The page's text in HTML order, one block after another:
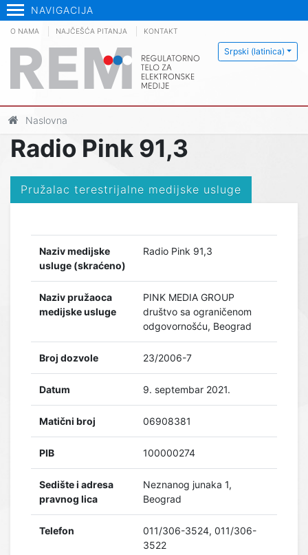
NAVIGACIJA
Srpski (latinica)
O NAMA NAJČEŠĆA PITANJA KONTAKT
Naslovna
Radio Pink 91,3
Pružalac terestrijalne medijske usluge
Naziv medijske
usluge (skraćeno)
Radio Pink 91,3
Naziv pružaoca
medijske usluge
PINK MEDIA GROUP
društvo sa ograničenom
odgovornošću, Beograd
Broj dozvole 23/2006-7
Datum 9. septembar 2021.
Matični broj 06908381
PIB 100000274
Sedište i adresa
pravnog lica
Neznanog junaka 1,
Beograd
Telefon
011/306-3524, 011/306-
3522